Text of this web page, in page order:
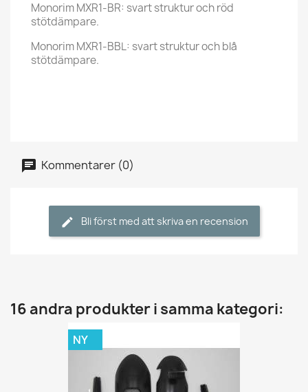
Monorim MXR1-BR: svart struktur och röd
stötdämpare.
Monorim MXR1-BBL: svart struktur och blå
stötdämpare.
Kommentarer (0)
Bli först med att skriva en recension
16 andra produkter i samma kategori:
NY